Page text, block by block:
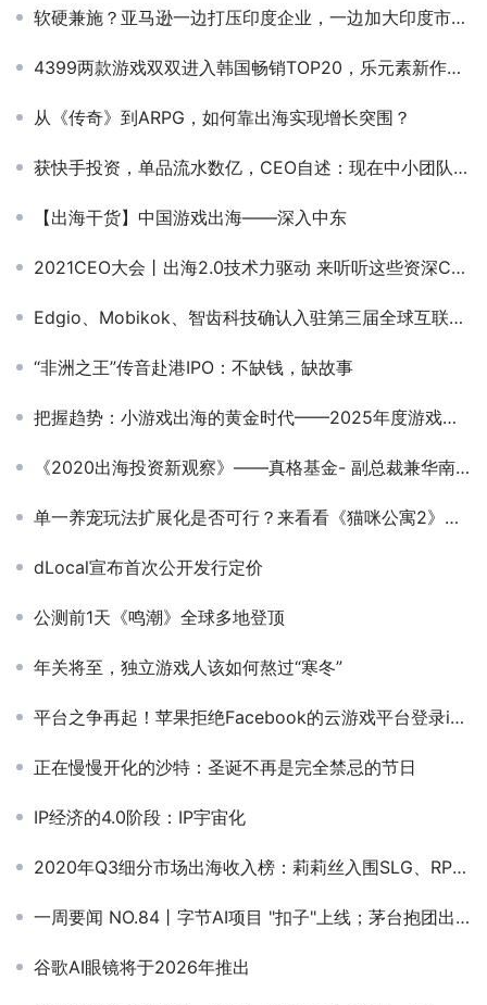
软硬兼施？亚马逊一边打压印度企业，一边加大印度市场投资
4399两款游戏双双进入韩国畅销TOP20，乐元素新作拿下日本畅销第三 | 一周出海榜
从《传奇》到ARPG，如何靠出海实现增长突围？
获快手投资，单品流水数亿，CEO自述：现在中小团队难得要死
【出海干货】中国游戏出海——深入中东
2021CEO大会丨出海2.0技术力驱动 来听听这些资深CTO对于海外千亿市场的思考
Edgio、Mobikok、智齿科技确认入驻第三届全球互联网产业CEO大会展位
“非洲之王”传音赴港IPO：不缺钱，缺故事
把握趋势：小游戏出海的黄金时代——2025年度游戏商务大会圆满举办
《2020出海投资新观察》——真格基金- 副总裁兼华南区负责人-关山行
单一养宠玩法扩展化是否可行？来看看《猫咪公寓2》的设计
dLocal宣布首次公开发行定价
公测前1天《鸣潮》全球多地登顶
年关将至，独立游戏人该如何熬过“寒冬”
平台之争再起！苹果拒绝Facebook的云游戏平台登录iOS
正在慢慢开化的沙特：圣诞不再是完全禁忌的节日
IP经济的4.0阶段：IP宇宙化
2020年Q3细分市场出海收入榜：莉莉丝入围SLG、RPG双榜Top 2
一周要闻 NO.84丨字节AI项目 "扣子"上线；茅台抱团出海；3D打印笔月入40万
谷歌AI眼镜将于2026年推出